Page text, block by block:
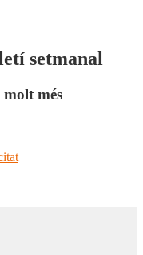
setmanal
molt més